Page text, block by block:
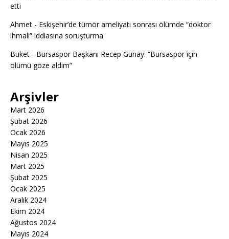
etti
Ahmet - Eskişehir’de tümör ameliyatı sonrası ölümde “doktor
ihmali” iddiasına soruşturma
Buket - Bursaspor Başkanı Recep Günay: “Bursaspor için
ölümü göze aldım”
Arşivler
Mart 2026
Şubat 2026
Ocak 2026
Mayıs 2025
Nisan 2025
Mart 2025
Şubat 2025
Ocak 2025
Aralık 2024
Ekim 2024
Ağustos 2024
Mayıs 2024